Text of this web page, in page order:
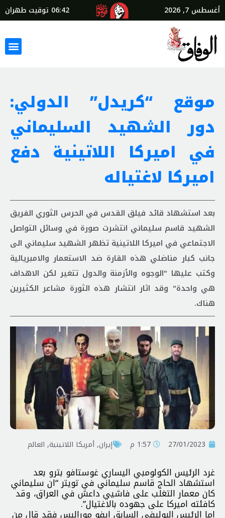
أغسطس 7, 2026 06:42 توقيت طهران
موقع “كريدل” الدولي:
دور الشهيد السليماني
في اميركا اللاتينية دفع
اميركا لاغتياله
بعد استشهاد قائد فيلق القدس في الحرس الثوري الفريق
الشهيد قاسم سليماني انتشرت صورة في وسائل التواصل
الاجتماعي في اميركا اللاتينية تظهر الشهيد سليماني الى
جانب كبار مناضلي هذه القارة ضد الاستعمار والامبريالية
وكتب عليها "الوجوه والأزمنة والدول تتغير لكن الاهداف
هي واحدة" وقد اثار انتشار هذه الثورة مشاعر الكثيرين
هناك.
27/01/2023 1:57 م إيران,أمريكا اللاتينية, العالم
غرد الرئيس الكولومبي اليساري غوستافو بترو بعد
استشهاد الحاج قاسم سليماني في تويتر “ان سليماني
كان معمار التغلب على فاشيي داعش في العراق، وقد
كافئته اميركا على جهوده بالاغتيال”.
اما الرئيس البوليفي السابق ايفو موراليس فقد قال من